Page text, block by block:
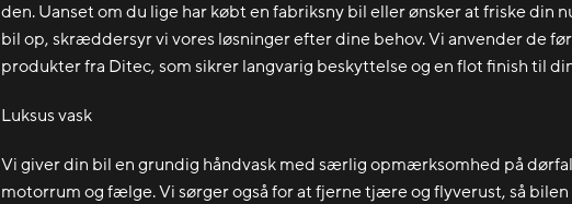
den. Uanset om du lige har købt en fabriksny bil eller ønsker at friske din
bil op, skræddersyr vi vores løsninger efter dine behov. Vi anvender de
produkter fra Ditec, som sikrer langvarig beskyttelse og en flot finish til
Luksus vask
Vi giver din bil en grundig håndvask med særlig opmærksomhed på
motorrum og fælge. Vi sørger også for at fjerne tjære og flyverust, så bilen